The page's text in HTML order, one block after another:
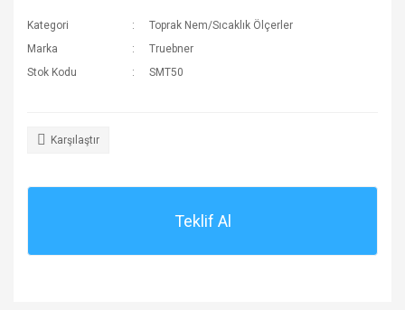
Kategori
Toprak Nem/Sıcaklık Ölçerler
Marka
Truebner
Stok Kodu
SMT50
Karşılaştır
Teklif Al